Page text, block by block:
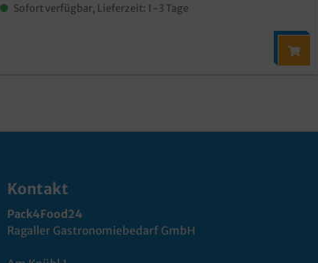
Sofort verfügbar, Lieferzeit: 1-3 Tage
Kontakt
Pack4Food24
Ragaller Gastronomiebedarf GmbH